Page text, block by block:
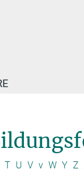
T U V v W Y Z